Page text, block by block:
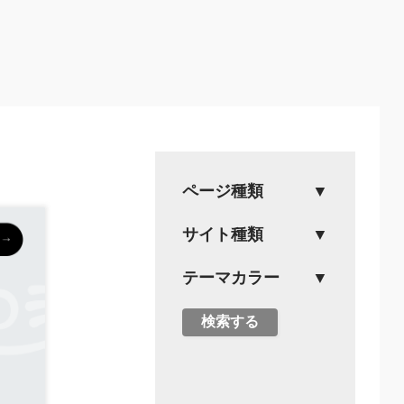
ページ種類
サイト種類
テーマカラー
検索する